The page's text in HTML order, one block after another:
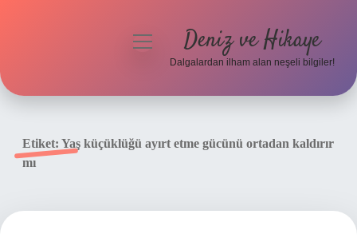
menüyü
Deniz ve Hikaye
Dalgalardan ilham alan neşeli bilgiler!
Etiket: Yaş küçüklüğü ayırt etme gücünü ortadan kaldırır
mı